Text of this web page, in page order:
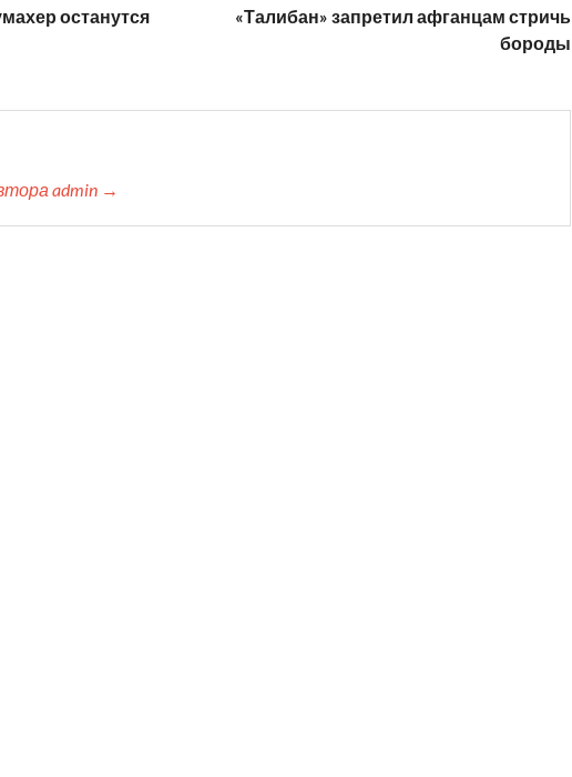
останутся
«Талибан» запретил афганцам стричь
бороды
admin →